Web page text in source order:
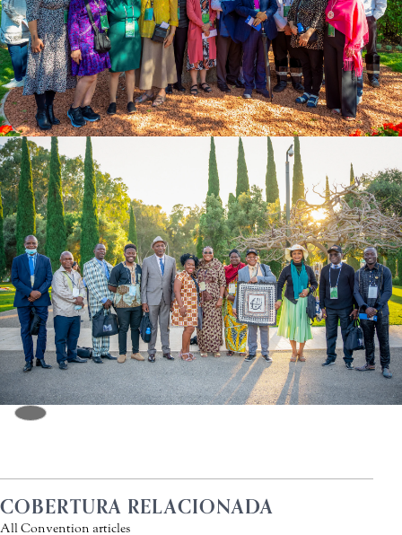
COBERTURA RELACIONADA
All Convention articles